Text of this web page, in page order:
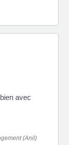
avec
(Anil)